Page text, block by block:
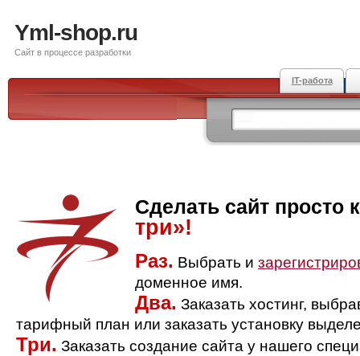
Yml-shop.ru
Сайт в процессе разработки
IT-работа
Сделать сайт просто
три»!
Раз. Выбрать и
доменное имя.
Два. Заказать хостинг,
тарифный план или заказать установку
Три. Заказать создание сайта у нашего